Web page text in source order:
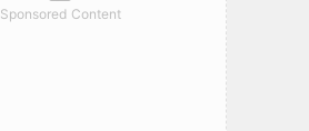
Sponsored Content